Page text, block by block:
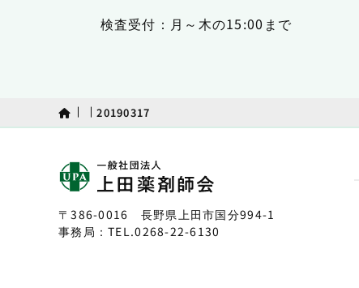
検査受付：月～木の15:00まで
20190317
〒386-0016 長野県上田市国分994-1
事務局：TEL.0268-22-6130